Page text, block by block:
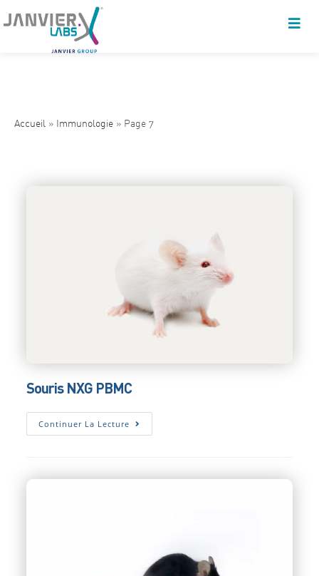
Accueil » Immunologie » Page 7
Souris NXG PBMC
Continuer La Lecture Souris
NXG